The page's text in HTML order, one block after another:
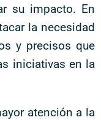
su impacto. En
la necesidad
y precisos que
iniciativas en la
atención a la